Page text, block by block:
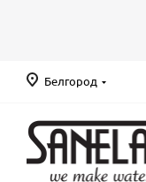
Белгород